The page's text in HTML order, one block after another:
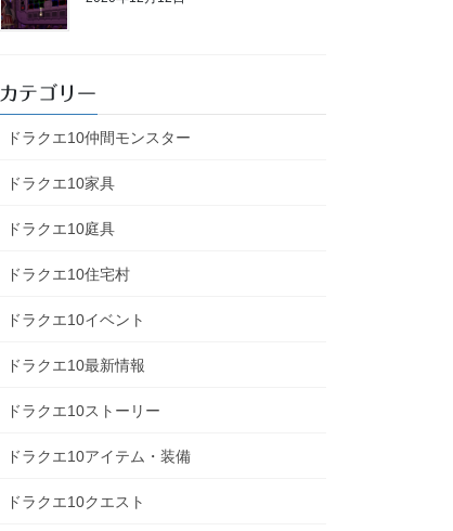
カテゴリー
ドラクエ10仲間モンスター
ドラクエ10家具
ドラクエ10庭具
ドラクエ10住宅村
ドラクエ10イベント
ドラクエ10最新情報
ドラクエ10ストーリー
ドラクエ10アイテム・装備
ドラクエ10クエスト